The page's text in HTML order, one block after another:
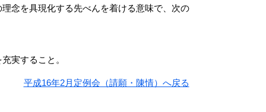
念を具現化する先べんを着ける意味で、次の
実すること。
平成16年2月定例会（請願・陳情）へ戻る